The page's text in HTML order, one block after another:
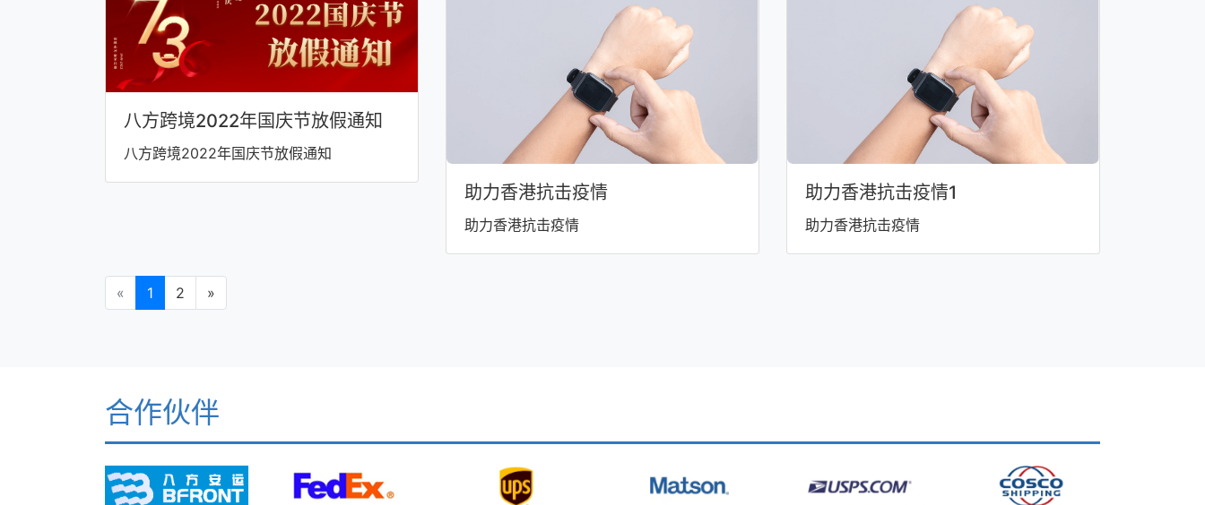
八方跨境2022年国庆节放假通知
八方跨境2022年国庆节放假通知
助力香港抗击疫情
助力香港抗击疫情
助力香港抗击疫情1
助力香港抗击疫情
« 1 2 »
合作伙伴